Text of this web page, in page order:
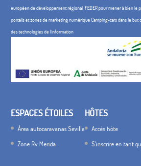
européen de développement régional, FEDER pour mener à bien le
portails et zones de marketing numérique Camping-cars dans le
des technologies de l'information
ESPACES ÉTOILES
Área autocaravanas Sevilla
Zone Rv Merida
HÔTES
Accès hôte
S'inscrire en tant